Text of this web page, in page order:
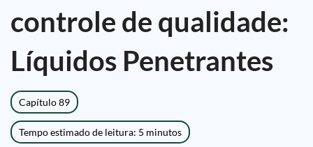
controle de qualidade:
Líquidos Penetrantes
Capítulo 89
Tempo estimado de leitura: 5 minutos